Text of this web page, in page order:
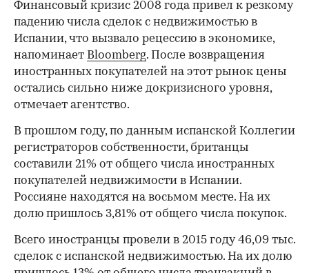
Финансовый кризис 2008 года привел к резкому
падению числа сделок с недвижимостью в
Испании, что вызвало рецессию в экономике,
напоминает Bloomberg. После возвращения
иностранных покупателей на этот рынок цены
остались сильно ниже докризисного уровня,
отмечает агентство.
В прошлом году, по данным испанской Коллегии
регистраторов собственности, британцы
составили 21% от общего числа иностранных
покупателей недвижимости в Испании.
Россияне находятся на восьмом месте. На их
долю пришлось 3,81% от общего числа покупок.
Всего иностранцы провели в 2015 году 46,09 тыс.
сделок с испанской недвижимостью. На их долю